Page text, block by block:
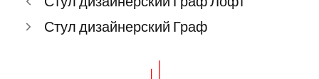
Стул дизайнерский Граф